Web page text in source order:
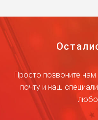
Просто позвоните
почту и наш